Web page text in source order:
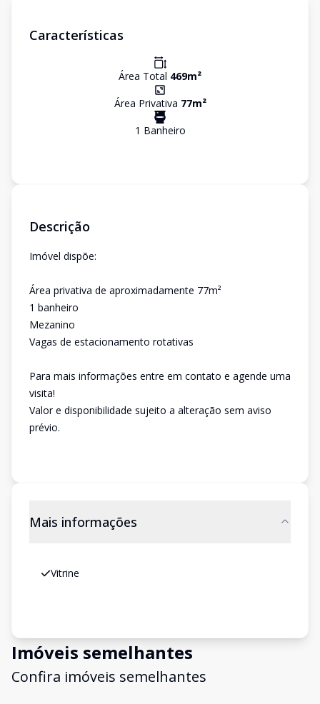
Características
Área Total 469m²
Área Privativa 77m²
1 Banheiro
Descrição
Imóvel dispõe:
Área privativa de aproximadamente 77m²
1 banheiro
Mezanino
Vagas de estacionamento rotativas
Para mais informações entre em contato e agende uma
visita!
Valor e disponibilidade sujeito a alteração sem aviso
prévio.
Mais informações
Vitrine
Imóveis semelhantes
Confira imóveis semelhantes